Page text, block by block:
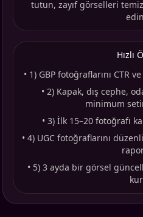
tutun, zayıf görselleri
Hızlı
• 1) GBP fotoğraflarını CTR
• 2) Kapak, dış cephe,
minimum
• 3) İlk 15–20 fotoğrafı
• 4) UGC fotoğraflarını
• 5) 3 ayda bir görsel
kur